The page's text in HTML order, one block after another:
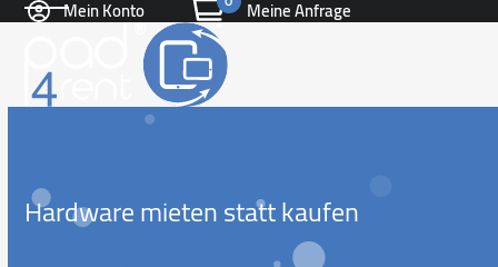
Skip
content
Mein Konto Meine Anfrage
Open
mobile
menu
Close
mobile
menu
Hardware mieten statt kaufen